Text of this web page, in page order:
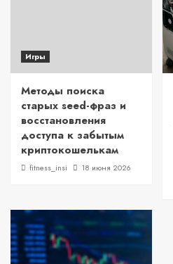
Игры
Методы поиска
старых seed-фраз и
восстановления
доступа к забытым
криптокошелькам
fitness_insi 18 июня 2026